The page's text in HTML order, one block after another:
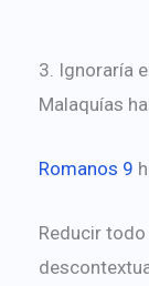
3. Ignoraría
Malaquías
Romanos 9
Reducir